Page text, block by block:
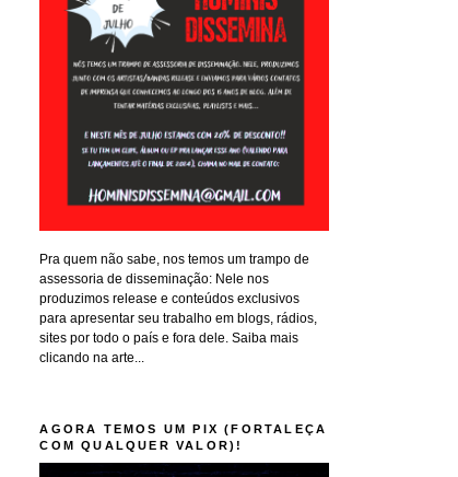
Pra quem não sabe, nos temos um trampo de
assessoria de disseminação: Nele nos
produzimos release e conteúdos exclusivos
para apresentar seu trabalho em blogs, rádios,
sites por todo o país e fora dele. Saiba mais
clicando na arte...
AGORA TEMOS UM PIX (FORTALEÇA
COM QUALQUER VALOR)!